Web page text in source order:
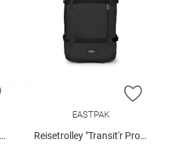
ZUR WUNSCHLISTE HINZUFÜGEN
ZUR
EASTPAK
Reisetrolley "Transit'r Pro M"